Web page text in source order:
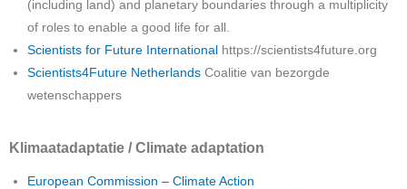
(including land) and planetary boundaries through a multiplicity
of roles to enable a good life for all.
Scientists for Future International https://scientists4future.org
Scientists4Future Netherlands Coalitie van bezorgde
wetenschappers
Klimaatadaptatie / Climate adaptation
European Commission – Climate Action